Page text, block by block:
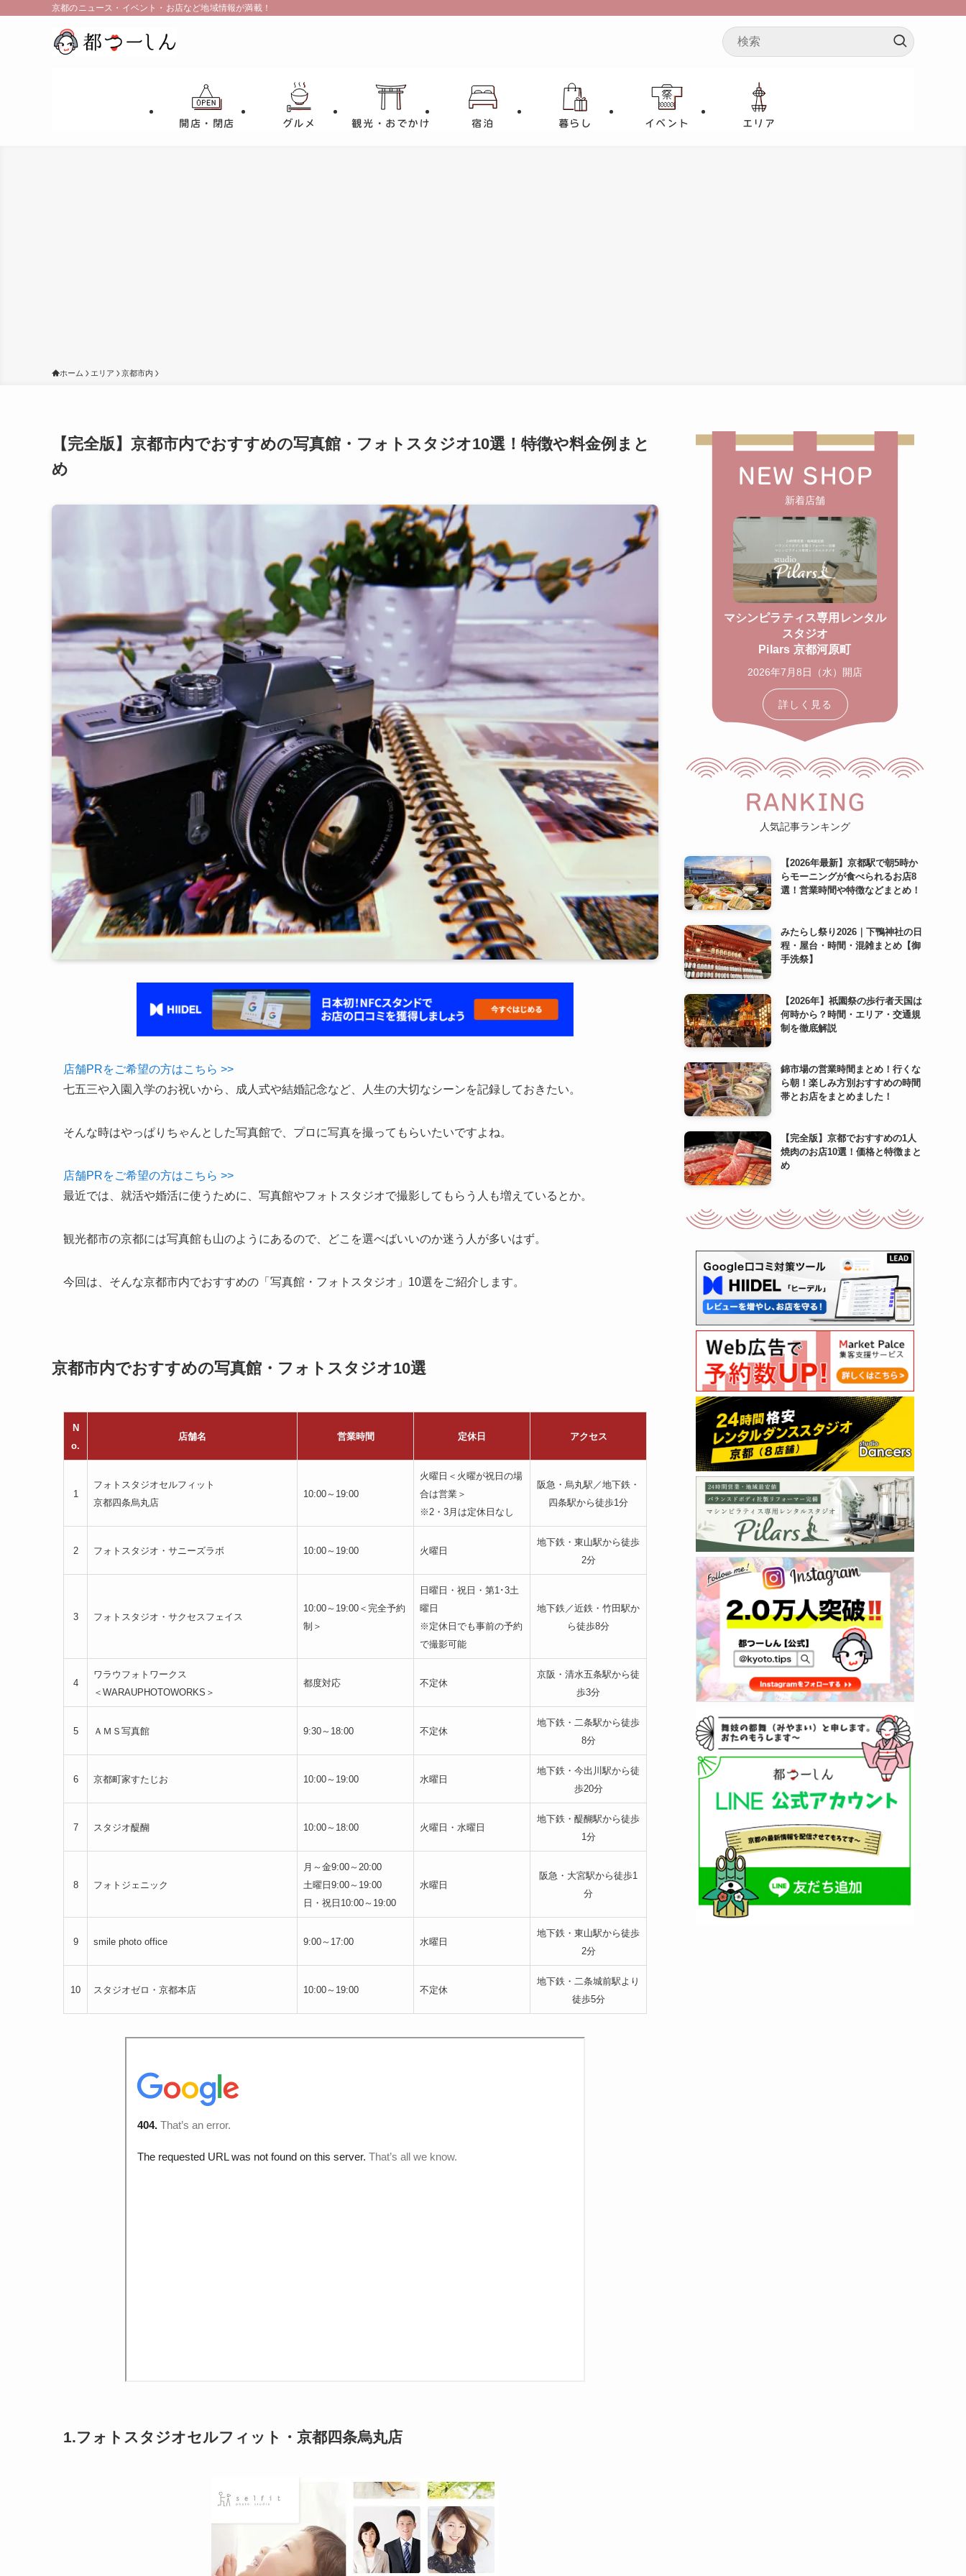
京都のニュース・イベント・お店など地域情報が満載！
開店・閉店 グルメ 観光・おでかけ 宿泊 暮らし イベント エリア
ホーム エリア 京都市内
【完全版】京都市内でおすすめの写真館・フォトスタジオ10選！特徴や料金例まと
め
店舗PRをご希望の方はこちら >>
七五三や入園入学のお祝いから、成人式や結婚記念など、人生の大切なシーンを記録しておきたい。
そんな時はやっぱりちゃんとした写真館で、プロに写真を撮ってもらいたいですよね。
店舗PRをご希望の方はこちら >>
最近では、就活や婚活に使うために、写真館やフォトスタジオで撮影してもらう人も増えているとか。
観光都市の京都には写真館も山のようにあるので、どこを選べばいいのか迷う人が多いはず。
今回は、そんな京都市内でおすすめの「写真館・フォトスタジオ」10選をご紹介します。
京都市内でおすすめの写真館・フォトスタジオ10選
N
o.
店舗名 営業時間 定休日 アクセス
1
フォトスタジオセルフィット
京都四条烏丸店
10:00～19:00
火曜日＜火曜が祝日の場
合は営業＞
※2・3月は定休日なし
阪急・烏丸駅／地下鉄・
四条駅から徒歩1分
2 フォトスタジオ・サニーズラボ 10:00～19:00 火曜日
地下鉄・東山駅から徒歩
2分
3 フォトスタジオ・サクセスフェイス
10:00～19:00＜完全予約
制＞
日曜日・祝日・第1･3土
曜日
※定休日でも事前の予約
で撮影可能
地下鉄／近鉄・竹田駅か
ら徒歩8分
4
ワラウフォトワークス
＜WARAUPHOTOWORKS＞
都度対応 不定休
京阪・清水五条駅から徒
歩3分
5 ＡＭＳ写真館 9:30～18:00 不定休
地下鉄・二条駅から徒歩
8分
6 京都町家すたじお 10:00～19:00 水曜日
地下鉄・今出川駅から徒
歩20分
7 スタジオ醍醐 10:00～18:00 火曜日・水曜日
地下鉄・醍醐駅から徒歩
1分
8 フォトジェニック
月～金9:00～20:00
土曜日9:00～19:00
日・祝日10:00～19:00
水曜日
阪急・大宮駅から徒歩1
分
9 smile photo office 9:00～17:00 水曜日
地下鉄・東山駅から徒歩
2分
10 スタジオゼロ・京都本店 10:00～19:00 不定休
地下鉄・二条城前駅より
徒歩5分
1.フォトスタジオセルフィット・京都四条烏丸店
NEW SHOP
新着店舗
マシンピラティス専用レンタル
スタジオ
Pilars 京都河原町
2026年7月8日（水）開店
詳しく見る
RANKING
人気記事ランキング
【2026年最新】京都駅で朝5時か
らモーニングが食べられるお店8
選！営業時間や特徴などまとめ！
みたらし祭り2026｜下鴨神社の日
程・屋台・時間・混雑まとめ【御
手洗祭】
【2026年】祇園祭の歩行者天国は
何時から？時間・エリア・交通規
制を徹底解説
錦市場の営業時間まとめ！行くな
ら朝！楽しみ方別おすすめの時間
帯とお店をまとめました！
【完全版】京都でおすすめの1人
焼肉のお店10選！価格と特徴まと
め